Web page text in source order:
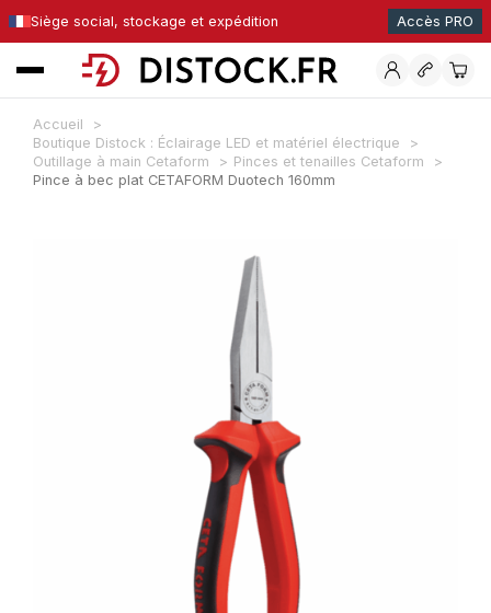
Siège social, stockage et expédition Accès PRO
Accueil
Boutique Distock : Éclairage LED et matériel électrique
Outillage à main Cetaform
Pinces et tenailles Cetaform
Pince à bec plat CETAFORM Duotech 160mm